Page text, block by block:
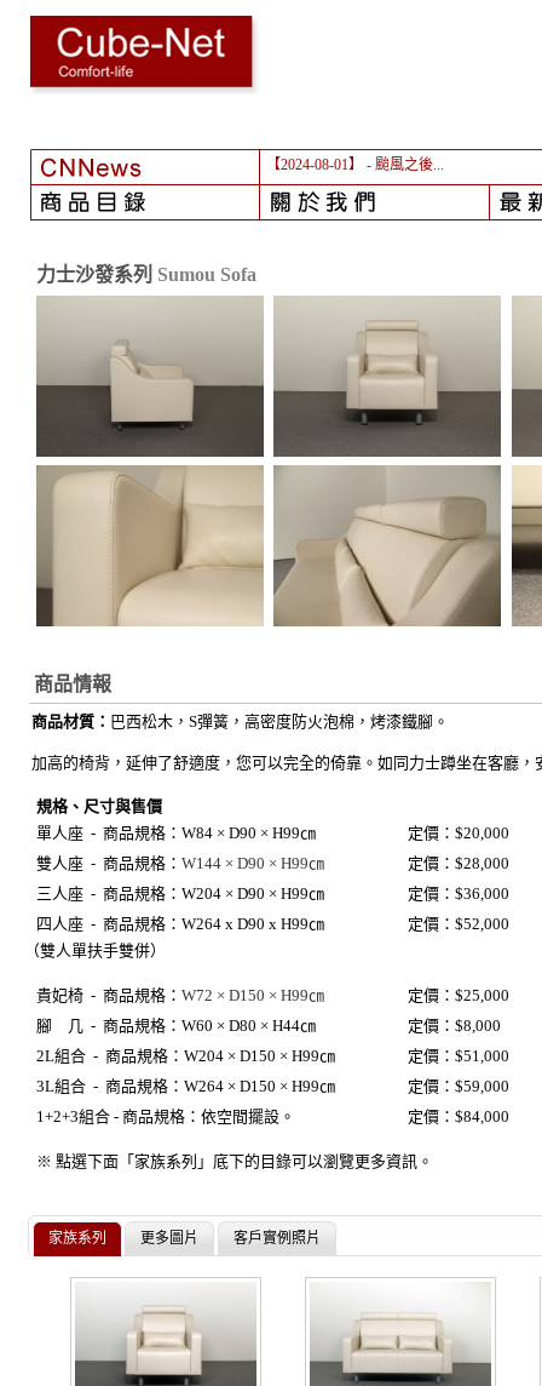
【2024-08-01】 - 颱風之後...
力士沙發系列 Sumou Sofa
商品情報
商品材質： 巴西松木，S彈簧，高密度防火泡棉 ，烤漆鐵腳 。
加高的椅背，延伸了舒適度，您可以完全的倚靠。如同力士蹲坐在客廳
規格、尺寸與售價
單人座 - 商品規格： W84 × D90 × H99㎝
定價：$20,000
雙人座 - 商品規格： W144 × D90 × H99㎝
定價：$28,000
三人座 - 商品規格： W204 × D90 × H99㎝
定價：$36,000
四人座 - 商品規格：W264 x D90 x H99㎝
定價：$52,000
（雙人單扶手雙併）
貴妃椅 - 商品規格： W72 × D150 × H99㎝
定價：$25,000
腳 几 - 商品規格： W60 × D80 × H44㎝
定價：$8,000
2L組合 - 商品規格： W204 × D150 × H99㎝
定價：$51,000
3L組合 - 商品規格： W264 × D150 × H99㎝
定價：$59,000
1+2+3組合 - 商品規格：依空間擺設。
定價：$84,000
※ 點選下面「家族系列」底下的目錄可以瀏覽更多資訊。
家族系列 更多圖片 客戶實例照片